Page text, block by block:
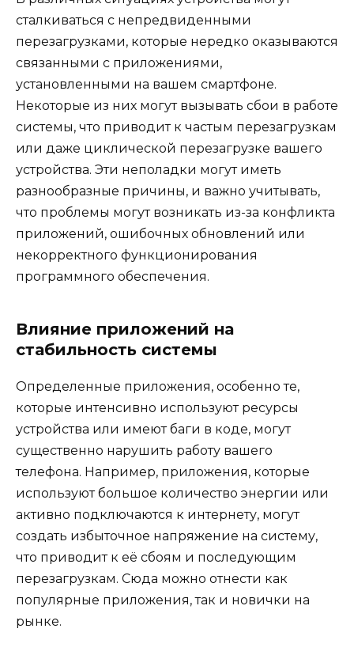
сталкиваться с непредвиденными
перезагрузками, которые нередко оказываются
связанными с приложениями,
установленными на вашем смартфоне.
Некоторые из них могут вызывать сбои в работе
системы, что приводит к частым перезагрузкам
или даже циклической перезагрузке вашего
устройства. Эти неполадки могут иметь
разнообразные причины, и важно учитывать,
что проблемы могут возникать из-за конфликта
приложений, ошибочных обновлений или
некорректного функционирования
программного обеспечения.
Влияние приложений на
стабильность системы
Определенные приложения, особенно те,
которые интенсивно используют ресурсы
устройства или имеют баги в коде, могут
существенно нарушить работу вашего
телефона. Например, приложения, которые
используют большое количество энергии или
активно подключаются к интернету, могут
создать избыточное напряжение на систему,
что приводит к её сбоям и последующим
перезагрузкам. Сюда можно отнести как
популярные приложения, так и новички на
рынке.